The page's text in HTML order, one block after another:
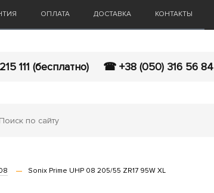
ОПЛАТА ДОСТАВКА КОНТАКТЫ
111 (бесплатно) ☎ +38 (050) 316 56 84
Sonix Prime UHP 08 205/55 ZR17 95W XL